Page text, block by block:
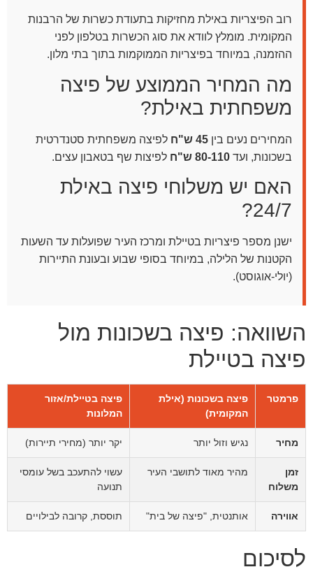
רוב הפיצריות באילת מחזיקות בתעודת כשרות של הרבנות
המקומית. מומלץ לוודא את סוג הכשרות בטלפון לפני
ההזמנה, במיוחד בפיצריות הממוקמות בתוך בתי מלון.
מה המחיר הממוצע של פיצה
משפחתית באילת?
המחירים נעים בין 45 ש"ח
לפיצה משפחתית סטנדרטית
בשכונות, ועד 80-110 ש"ח לפיצות שף בטאבון עצים.
האם יש משלוחי פיצה באילת
24/7?
ישנן מספר פיצריות בטיילת ומרכז העיר שפועלות עד השעות
הקטנות של הלילה, במיוחד בסופי שבוע ובעונת התיירות
(יולי-אוגוסט).
השוואה: פיצה בשכונות מול
פיצה בטיילת
פרמטר
פיצה בשכונות (אילת
המקומית)
פיצה בטיילת/אזור
המלונות
מחיר נגיש וזול יותר יקר יותר (מחירי תיירות)
זמן
משלוח
מהיר מאוד לתושבי העיר
עשוי להתעכב בשל עומסי
תנועה
אווירה אותנטית, "פיצה של בית" תוססת, קרובה לבילויים
לסיכום